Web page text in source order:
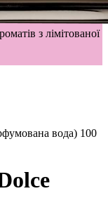
з лімітованої
вода) 100